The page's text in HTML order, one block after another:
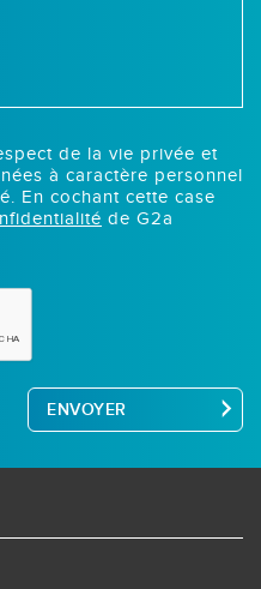
de la vie privée et
à caractère personnel
En cochant cette case
de G2a
ENVOYER